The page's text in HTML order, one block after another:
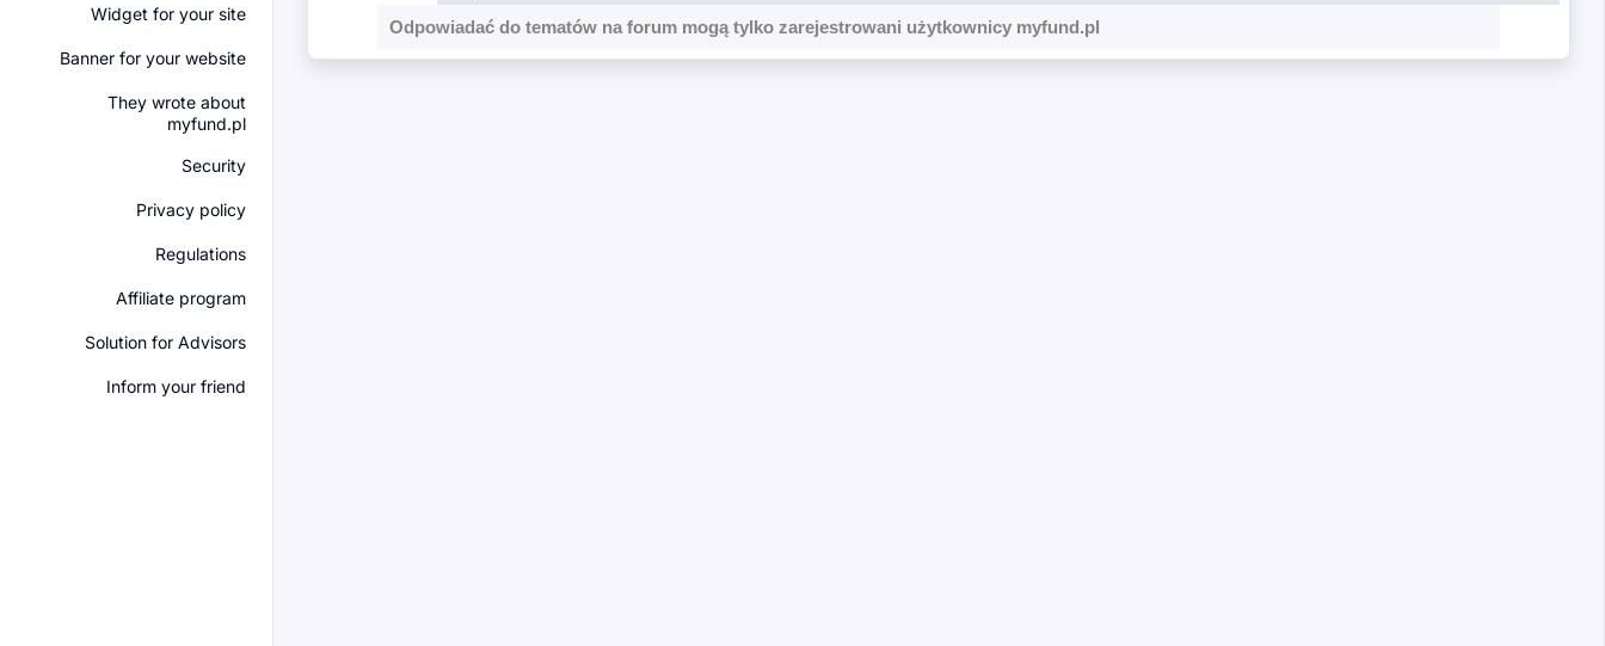
Widget for your site
Banner for your website
They wrote about
myfund.pl
Security
Privacy policy
Regulations
Affiliate program
Solution for Advisors
Inform your friend
Odpowiadać do tematów na forum mogą tylko zarejestrowani użytkownicy myfund.pl